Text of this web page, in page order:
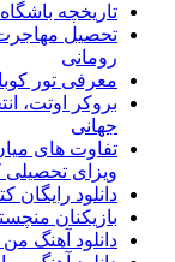
تاریخچه
تحصیل
رومانی
معرفی تور
بروکر اوتت،
جهانی
تفاوت های
ویزای تحصیلی
دانلود رایگان
بازیکنان
دانلود آهنگ